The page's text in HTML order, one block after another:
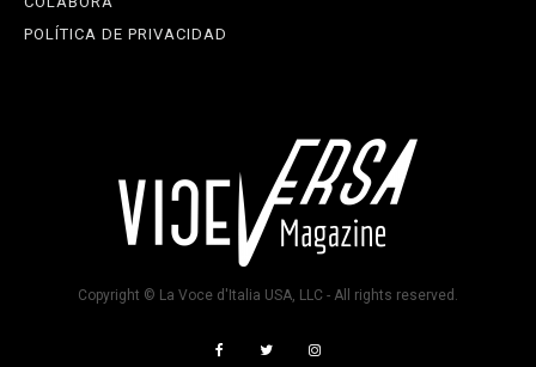
POLÍTICA DE PRIVACIDAD
Copyright © La Voce d'Italia USA, LLC - All rights reserved.